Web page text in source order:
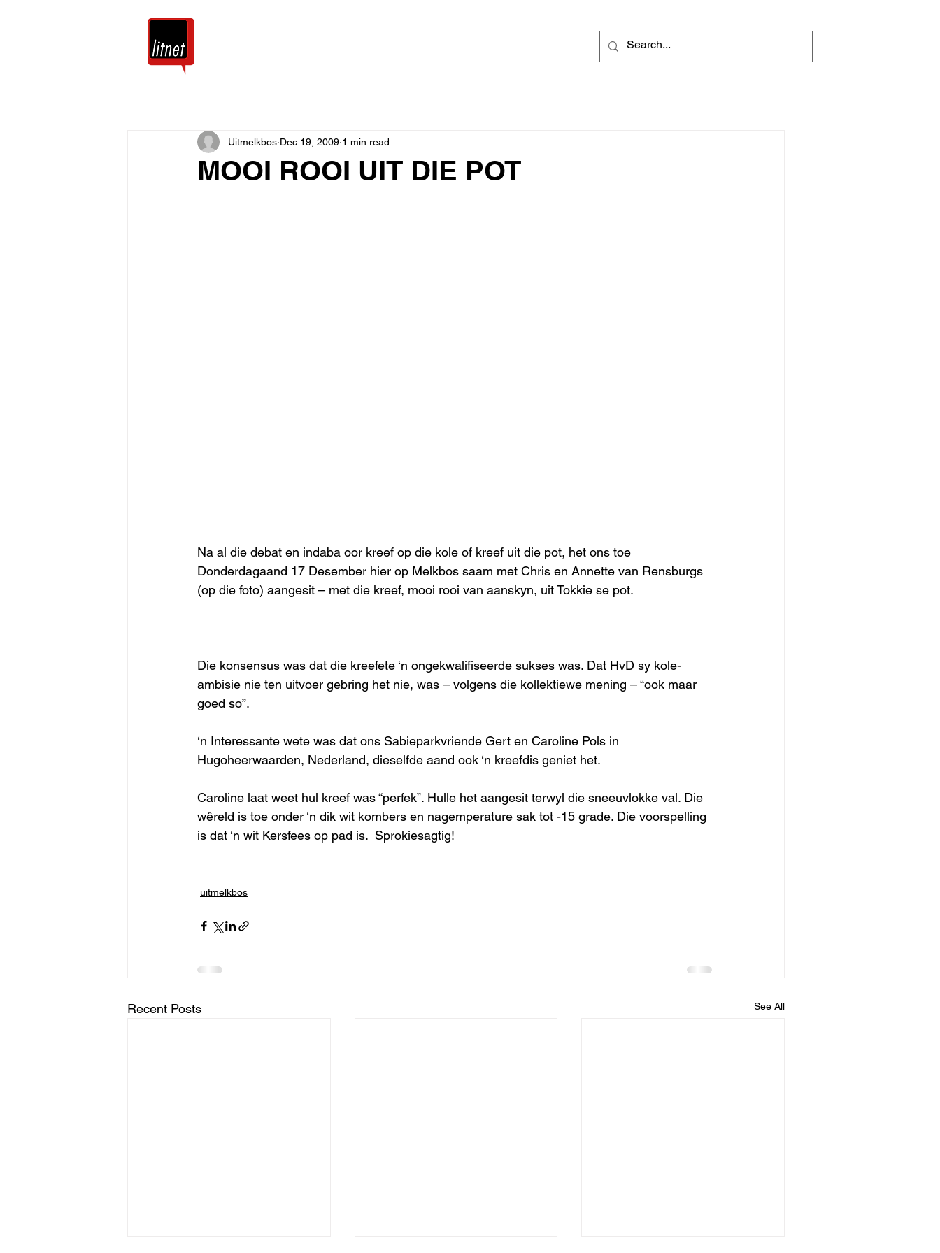
MOOI ROOI UIT DIE POT
Uitmelkbos Dec 19, 2009 1 min read
Na al die debat en indaba oor kreef op die kole of kreef uit die pot, het ons toe
Donderdagaand 17 Desember hier op Melkbos saam met Chris en Annette van Rensburgs
(op die foto) aangesit – met die kreef, mooi rooi van aanskyn, uit Tokkie se pot.
Die konsensus was dat die kreefete ‘n ongekwalifiseerde sukses was. Dat HvD sy kole-
ambisie nie ten uitvoer gebring het nie, was – volgens die kollektiewe mening – “ook maar
goed so”.
‘n Interessante wete was dat ons Sabieparkvriende Gert en Caroline Pols in
Hugoheerwaarden, Nederland, dieselfde aand ook ‘n kreefdis geniet het.
Caroline laat weet hul kreef was “perfek”. Hulle het aangesit terwyl die sneeuvlokke val. Die
wêreld is toe onder ‘n dik wit kombers en nagemperature sak tot -15 grade. Die voorspelling
is dat ‘n wit Kersfees op pad is.  Sprokiesagtig!
uitmelkbos
Recent Posts See All